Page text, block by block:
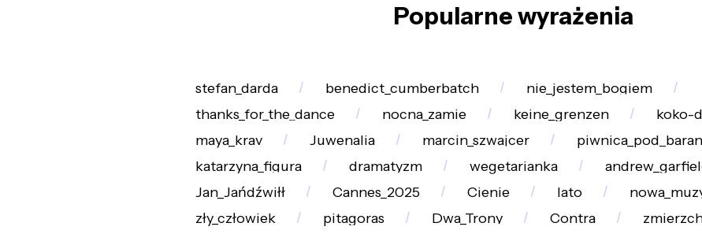
Popularne wyrażenia
stefan_darda benedict_cumberbatch
nie_jestem_bogiem
thanks_for_the_dance
nocna_zamie keine_grenzen
koko-
maya_krav
Juwenalia marcin_szwajcer
katarzyna_figura
dramatyzm wegetarianka
Jan_Jańdźwiłł
Cannes_2025 Cienie lato
zły_człowiek
pitagoras Dwa_Trony Contra